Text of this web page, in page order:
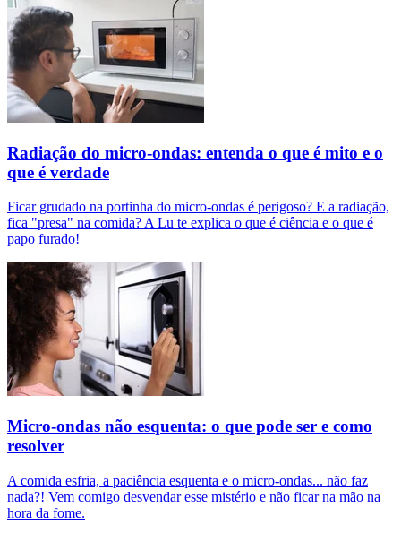
Radiação do micro-ondas: entenda o que é mito e o
que é verdade
Ficar grudado na portinha do micro-ondas é perigoso? E a radiação,
fica "presa" na comida? A Lu te explica o que é ciência e o que é
papo furado!
Micro-ondas não esquenta: o que pode ser e como
resolver
A comida esfria, a paciência esquenta e o micro-ondas... não faz
nada?! Vem comigo desvendar esse mistério e não ficar na mão na
hora da fome.